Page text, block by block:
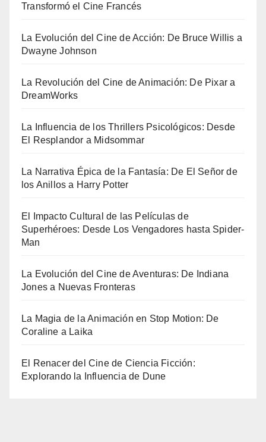
Transformó el Cine Francés
La Evolución del Cine de Acción: De Bruce Willis a
Dwayne Johnson
La Revolución del Cine de Animación: De Pixar a
DreamWorks
La Influencia de los Thrillers Psicológicos: Desde
El Resplandor a Midsommar
La Narrativa Épica de la Fantasía: De El Señor de
los Anillos a Harry Potter
El Impacto Cultural de las Películas de
Superhéroes: Desde Los Vengadores hasta Spider-
Man
La Evolución del Cine de Aventuras: De Indiana
Jones a Nuevas Fronteras
La Magia de la Animación en Stop Motion: De
Coraline a Laika
El Renacer del Cine de Ciencia Ficción:
Explorando la Influencia de Dune